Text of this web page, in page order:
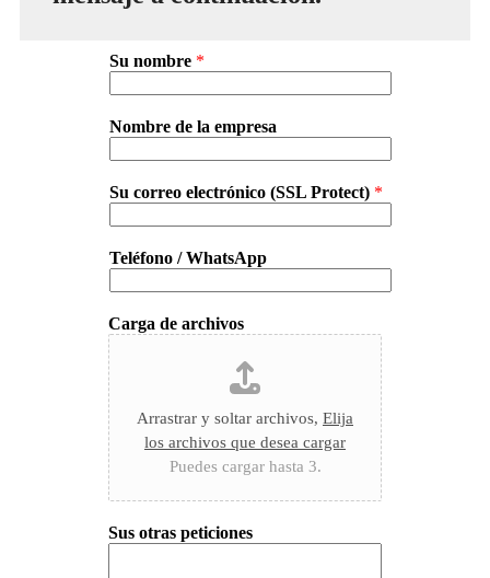
Su nombre *
Nombre de la empresa
Su correo electrónico (SSL Protect) *
Teléfono / WhatsApp
Carga de archivos
Arrastrar y soltar archivos, Elija
los archivos que desea cargar
Puedes cargar hasta 3.
Sus otras peticiones